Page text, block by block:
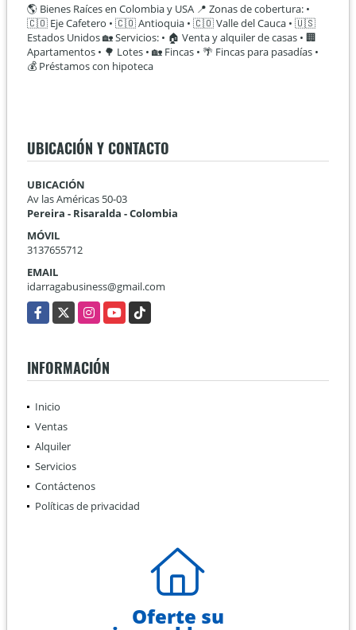
🌎 Bienes Raíces en Colombia y USA 📍 Zonas de cobertura: •
🇨🇴 Eje Cafetero • 🇨🇴 Antioquia • 🇨🇴 Valle del Cauca • 🇺🇸
Estados Unidos 🏡 Servicios: • 🏠 Venta y alquiler de casas • 🏢
Apartamentos • 🌳 Lotes • 🏡 Fincas • 🌴 Fincas para pasadías •
💰 Préstamos con hipoteca
UBICACIÓN Y CONTACTO
UBICACIÓN
Av las Américas 50-03
Pereira - Risaralda - Colombia
MÓVIL
3137655712
EMAIL
idarragabusiness@gmail.com
Facebook
X InstagramYouTube
TikTok
INFORMACIÓN
Inicio
Ventas
Alquiler
Servicios
Contáctenos
Políticas de privacidad
Oferte su